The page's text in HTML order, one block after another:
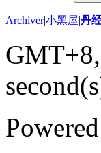
Archiver|小黑屋|丹